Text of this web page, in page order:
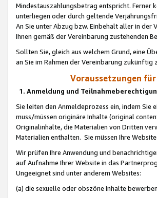
Mindestauszahlungsbetrag entspricht. Ferner
unterliegen oder durch geltende
An Sie unter Abzug bzw. Einbehalt aller in
Ihnen gemäß der Vereinbarung zustehenden
Sollten Sie, gleich aus welchem Grund, eine
an Sie im Rahmen der Vereinbarung
Voraussetzungen
1. Anmeldung und
Sie leiten den Anmeldeprozess ein, indem
muss/müssen originäre Inhalte (original
Originalinhalte, die Materialien von Dritten
Materialien enthalten. Sie müssen Ihre
Wir prüfen Ihre Anwendung und
auf Aufnahme Ihrer Website in das
Ungeeignet sind unter anderem Websites:
(a) die sexuelle oder obszöne Inhalte